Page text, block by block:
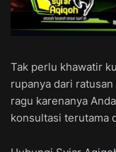
Tak perlu khawatir
rupanya dari
ragu karenanya
konsultasi terutama